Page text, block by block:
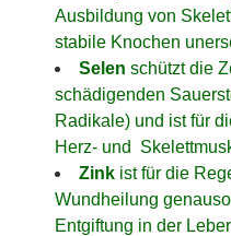
Ausbildung von
stabile Knochen
Selen schützt die
schädigenden
Radikale) und ist für
Herz- und
Zink ist für die
Wundheilung
Entgiftung in der